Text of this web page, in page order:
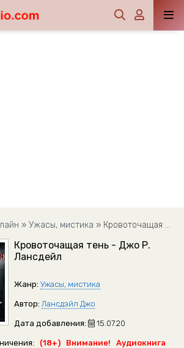
» Ужасы, мистика » Кровоточащая тень - Джо Р. Лансдейл
Кровоточащая тень - Джо Р.
Лансдейл
Жанр: Ужасы, мистика
Автор: Лансдэйл Джо
Дата добавления: 15.07.20
(18+) Внимание! Аудиокнига